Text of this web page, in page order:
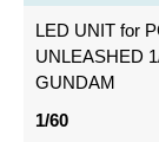
LED UNIT for
UNLEASHED
GUNDAM
1/60